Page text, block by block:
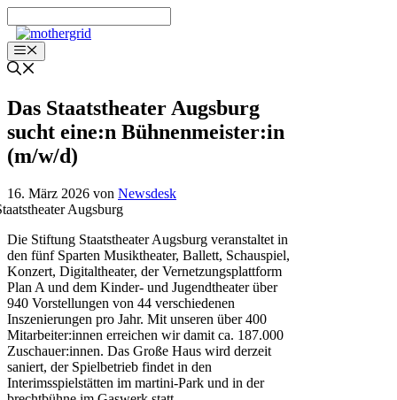
Inhalt
springenMenü
Das Staatstheater Augsburg
sucht eine:n Bühnenmeister:in
(m/w/d)
16. März 2026 von Newsdesk
Die Stiftung Staatstheater Augsburg veranstaltet in
den fünf Sparten Musiktheater, Ballett, Schauspiel,
Konzert, Digitaltheater, der Vernetzungsplattform
Plan A und dem Kinder- und Jugendtheater über
940 Vorstellungen von 44 verschiedenen
Inszenierungen pro Jahr. Mit unseren über 400
Mitarbeiter:innen erreichen wir damit ca. 187.000
Zuschauer:innen. Das Große Haus wird derzeit
saniert, der Spielbetrieb findet in den
Interimsspielstätten im martini-Park und in der